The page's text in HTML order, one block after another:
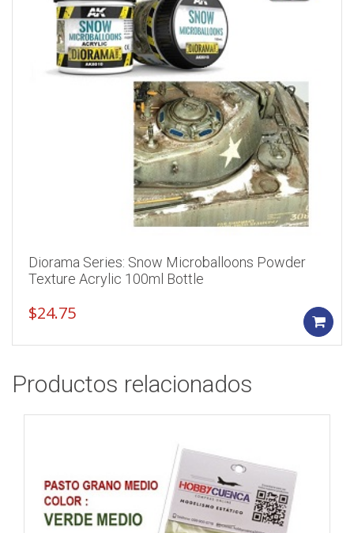
Diorama Series: Snow Microballoons Powder
Texture Acrylic 100ml Bottle
$24.75
Productos relacionados